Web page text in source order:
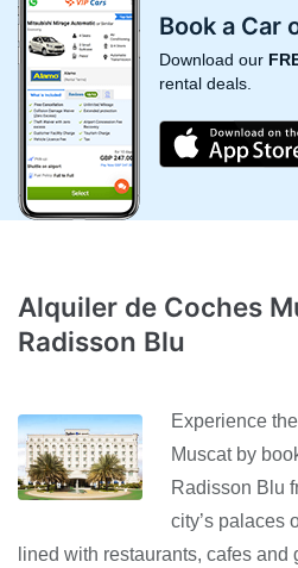
Book a Car
Download our
rental deals.
Alquiler de Coches
Radisson Blu
Experience
Muscat by
Radisson Blu
city’s palaces
lined with restaurants, cafes